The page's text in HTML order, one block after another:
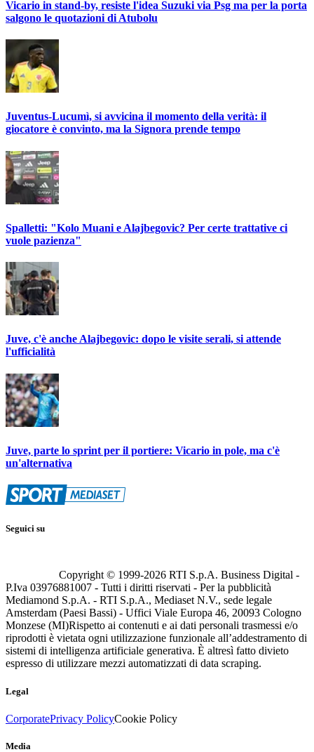
Vicario in stand-by, resiste l'idea Suzuki via Psg ma per la porta
salgono le quotazioni di Atubolu
Juventus-Lucumì, si avvicina il momento della verità: il
giocatore è convinto, ma la Signora prende tempo
Spalletti: "Kolo Muani e Alajbegovic? Per certe trattative ci
vuole pazienza"
Juve, c'è anche Alajbegovic: dopo le visite serali, si attende
l'ufficialità
Juve, parte lo sprint per il portiere: Vicario in pole, ma c'è
un'alternativa
Seguici su
Copyright © 1999-2026 RTI S.p.A. Business Digital -
P.Iva 03976881007 - Tutti i diritti riservati - Per la pubblicità
Mediamond S.p.A. - RTI S.p.A., Mediaset N.V., sede legale
Amsterdam (Paesi Bassi) - Uffici Viale Europa 46, 20093 Cologno
Monzese (MI)Rispetto ai contenuti e ai dati personali trasmessi e/o
riprodotti è vietata ogni utilizzazione funzionale all’addestramento di
sistemi di intelligenza artificiale generativa. È altresì fatto divieto
espresso di utilizzare mezzi automatizzati di data scraping.
Legal
CorporatePrivacy PolicyCookie Policy
Media